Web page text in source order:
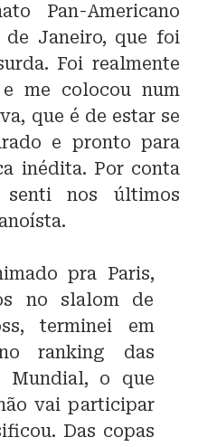
Pan-Americano
de Janeiro, que foi
Foi realmente
me colocou num
que é de estar se
e pronto para
inédita. Por conta
senti nos últimos
pra Paris,
no slalom de
terminei em
ranking das
Mundial, o que
vai participar
Das copas